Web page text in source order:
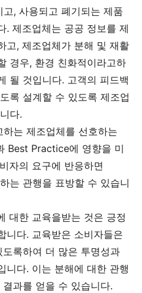
, 사용되고 폐기되는 제품
. 제조업체는 공공 정보를 제
고, 제조업체가 분해 및 재활
경우, 환경 친화적이라고하
될 것입니다. 고객의 피드백
록 설계할 수 있도록 제조업
다.
는 제조업체를 선호하는
Best Practice에 영향을 미
자의 요구에 반응하면
는 관행을 표방할 수 있습니
대한 교육을받는 것은 긍정
니다. 교육받은 소비자들은
록하여 더 많은 투명성과
니다. 이는 분해에 대한 관행
과를 얻을 수 있습니다.